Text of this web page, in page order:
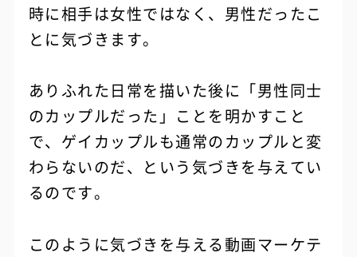
時に相手は女性ではなく、男性だったこ
とに気づきます。
ありふれた日常を描いた後に「男性同士
のカップルだった」ことを明かすこと
で、ゲイカップルも通常のカップルと変
わらないのだ、という気づきを与えてい
るのです。
このように気づきを与える動画マーケテ